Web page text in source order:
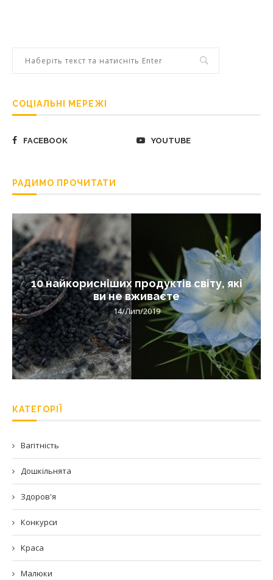
СОЦІАЛЬНІ МЕРЕЖІ
FACEBOOK YOUTUBE
РАДИМО ПРОЧИТАТИ
10 найкорисніших продуктів світу, які
ви не вживаєте
14/Лип/2019
КАТЕГОРІЇ
Вагітність
Дошкільнята
Здоров'я
Конкурси
Краса
Малюки